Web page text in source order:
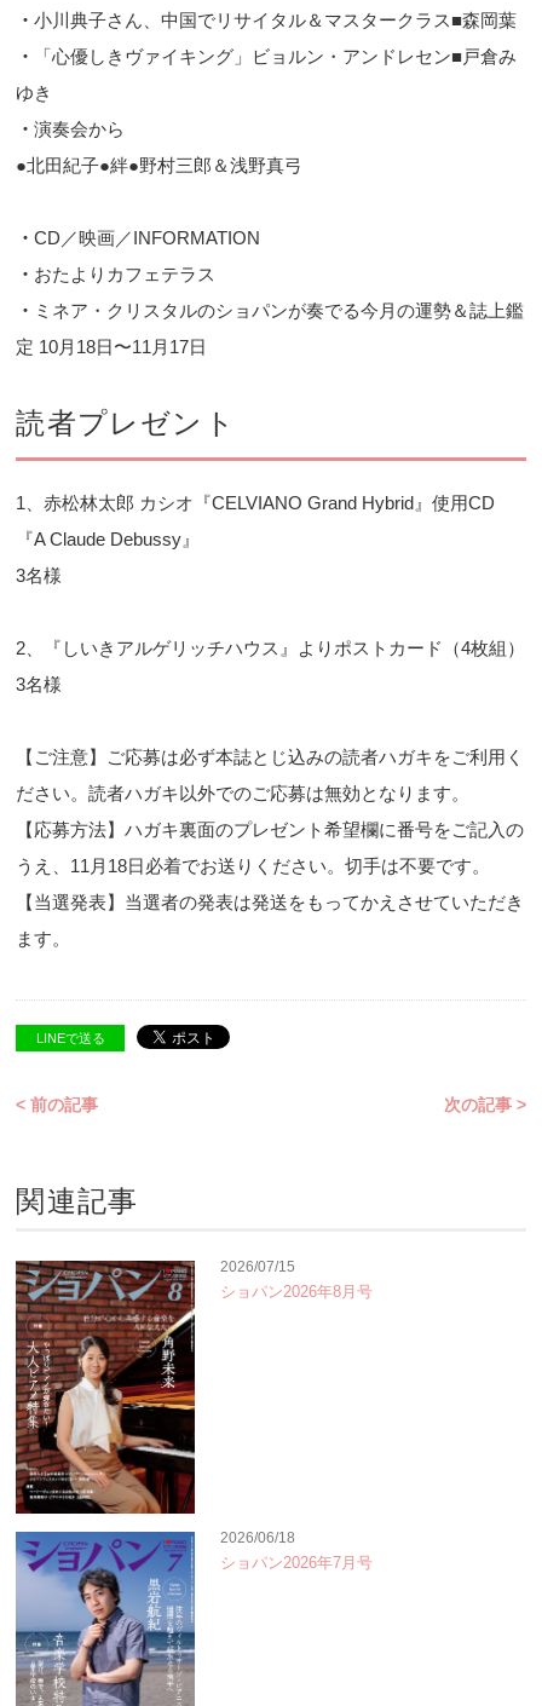
・小川典子さん、中国でリサイタル＆マスタークラス■森岡葉
・
「心優しきヴァイキング」ビョルン・アンドレセン■戸倉み
ゆき
・演奏会から
●北田紀子●絆●野村三郎＆浅野真弓
・CD／映画／INFORMATION
・ おたよりカフェテラス
・ ミネア・クリスタルのショパンが奏でる今月の運勢＆誌上鑑
定 10月18日〜11月17日
読者プレゼント
1、赤松林太郎 カシオ『CELVIANO Grand Hybrid』使用CD
『A Claude Debussy』
3名様
2、『しいきアルゲリッチハウス』よりポストカード（4枚組）
3名様
【ご注意】ご応募は必ず本誌とじ込みの読者ハガキをご利用く
ださい。読者ハガキ以外でのご応募は無効となります。
【応募方法】ハガキ裏面のプレゼント希望欄に番号をご記入の
うえ、11月18日必着でお送りください。切手は不要です。
【当選発表】当選者の発表は発送をもってかえさせていただき
ます。
LINEで送る
< 前の記事 次の記事 >
関連記事
2026/07/15
ショパン2026年8月号
2026/06/18
ショパン2026年7月号